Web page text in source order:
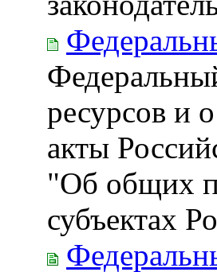
ресурсов и
акты
"Об общих
субъектах